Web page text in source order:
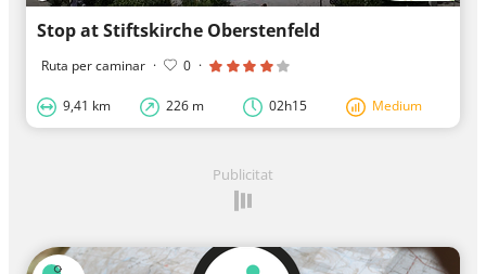
Stop at Stiftskirche Oberstenfeld
Ruta per caminar · 0 ·
9,41 km 226 m 02h15 Medium
Publicitat